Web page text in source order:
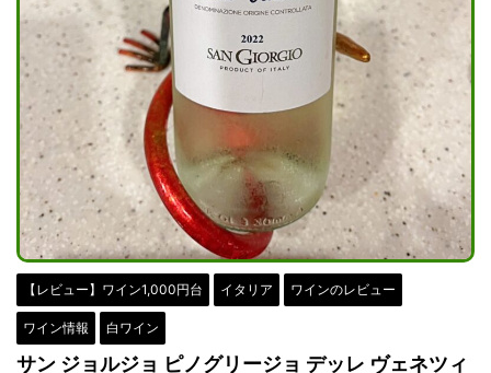
【レビュー】ワイン1,000円台 イタリア ワインのレビュー
ワイン情報 白ワイン
サン ジョルジョ ピノグリージョ デッレ ヴェネツィ